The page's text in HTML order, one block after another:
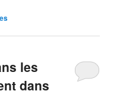
les
dans